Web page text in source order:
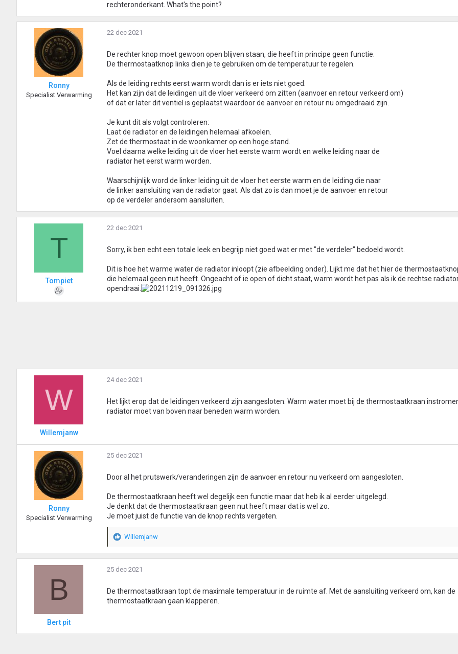
rechteronderkant. What's the point?
Ronny
Specialist Verwarming
22 dec 2021
De rechter knop moet gewoon open blijven staan, die heeft in principe geen functie.
De thermostaatknop links dien je te gebruiken om de temperatuur te regelen.
Als de leiding rechts eerst warm wordt dan is er iets niet goed.
Het kan zijn dat de leidingen uit de vloer verkeerd om zitten (aanvoer en retour verkeerd om)
of dat er later dit ventiel is geplaatst waardoor de aanvoer en retour nu omgedraaid zijn.
Je kunt dit als volgt controleren:
Laat de radiator en de leidingen helemaal afkoelen.
Zet de thermostaat in de woonkamer op een hoge stand.
Voel daarna welke leiding uit de vloer het eerste warm wordt en welke leiding naar de
radiator het eerst warm worden.
Waarschijnlijk word de linker leiding uit de vloer het eerste warm en de leiding die naar
de linker aansluiting van de radiator gaat. Als dat zo is dan moet je de aanvoer en retour
op de verdeler andersom aansluiten.
T
Tompiet
22 dec 2021
Sorry, ik ben echt een totale leek en begrijp niet goed wat er met "de verdeler" bedoeld wordt.
Dit is hoe het warme water de radiator inloopt (zie afbeelding onder). Lijkt me dat het hier de
die helemaal geen nut heeft. Ongeacht of ie open of dicht staat, warm wordt het pas als ik de rechtse
opendraai.
W
Willemjanw
24 dec 2021
Het lijkt erop dat de leidingen verkeerd zijn aangesloten. Warm water moet bij de thermostaatkraan
radiator moet van boven naar beneden warm worden.
Ronny
Specialist Verwarming
25 dec 2021
Door al het prutswerk/veranderingen zijn de aanvoer en retour nu verkeerd om aangesloten.
De thermostaatkraan heeft wel degelijk een functie maar dat heb ik al eerder uitgelegd.
Je denkt dat de thermostaatkraan geen nut heeft maar dat is wel zo.
Je moet juist de functie van de knop rechts vergeten.
W
a
r
r
i
e
Willemjanw
B
Bert pit
25 dec 2021
De thermostaatkraan topt de maximale temperatuur in de ruimte af. Met de aansluiting verkeerd om, kan de
thermostaatkraan gaan klapperen.